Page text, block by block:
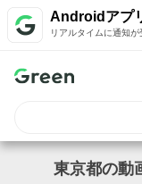
Androidアプ
リアルタイムに通知が
東京都の動